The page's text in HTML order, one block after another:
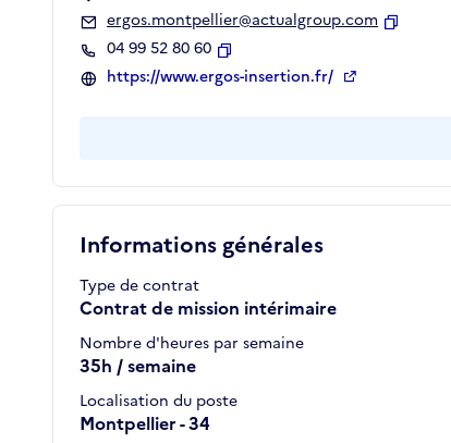
Informations générales
Type de contrat
Contrat de mission intérimaire
Nombre d'heures par semaine
35h / semaine
Localisation du poste
Montpellier - 34
ergos.montpellier@actualgroup.com
04 99 52 80 60
Copier
https://www.ergos-insertion.fr/